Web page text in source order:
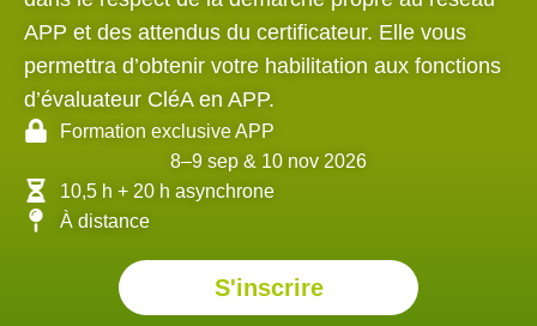
APP et des attendus du certificateur. Elle vous
permettra d’obtenir votre habilitation aux fonctions
d’évaluateur CléA en APP.
Formation exclusive APP
8–9 sep & 10 nov 2026
10,5 h + 20 h asynchrone
À distance
S'inscrire